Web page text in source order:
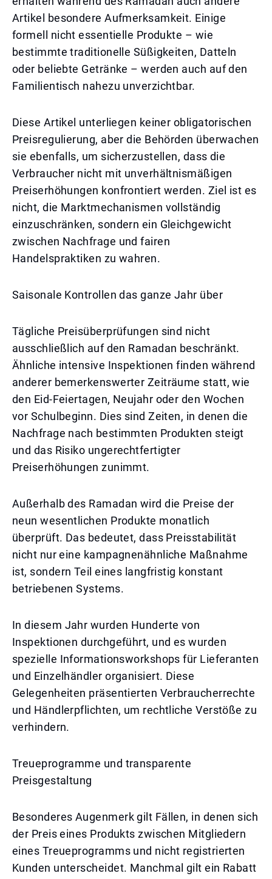
Artikel besondere Aufmerksamkeit. Einige
formell nicht essentielle Produkte – wie
bestimmte traditionelle Süßigkeiten, Datteln
oder beliebte Getränke – werden auch auf den
Familientisch nahezu unverzichtbar.
Diese Artikel unterliegen keiner obligatorischen
Preisregulierung, aber die Behörden überwachen
sie ebenfalls, um sicherzustellen, dass die
Verbraucher nicht mit unverhältnismäßigen
Preiserhöhungen konfrontiert werden. Ziel ist es
nicht, die Marktmechanismen vollständig
einzuschränken, sondern ein Gleichgewicht
zwischen Nachfrage und fairen
Handelspraktiken zu wahren.
Saisonale Kontrollen das ganze Jahr über
Tägliche Preisüberprüfungen sind nicht
ausschließlich auf den Ramadan beschränkt.
Ähnliche intensive Inspektionen finden während
anderer bemerkenswerter Zeiträume statt, wie
den Eid-Feiertagen, Neujahr oder den Wochen
vor Schulbeginn. Dies sind Zeiten, in denen die
Nachfrage nach bestimmten Produkten steigt
und das Risiko ungerechtfertigter
Preiserhöhungen zunimmt.
Außerhalb des Ramadan wird die Preise der
neun wesentlichen Produkte monatlich
überprüft. Das bedeutet, dass Preisstabilität
nicht nur eine kampagnenähnliche Maßnahme
ist, sondern Teil eines langfristig konstant
betriebenen Systems.
In diesem Jahr wurden Hunderte von
Inspektionen durchgeführt, und es wurden
spezielle Informationsworkshops für Lieferanten
und Einzelhändler organisiert. Diese
Gelegenheiten präsentierten Verbraucherrechte
und Händlerpflichten, um rechtliche Verstöße zu
verhindern.
Treueprogramme und transparente
Preisgestaltung
Besonderes Augenmerk gilt Fällen, in denen sich
der Preis eines Produkts zwischen Mitgliedern
eines Treueprogramms und nicht registrierten
Kunden unterscheidet. Manchmal gilt ein Rabatt